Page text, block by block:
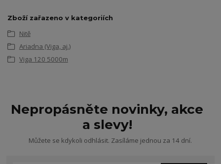
Zboží zařazeno v kategoriích
Nitě
Ariadna (Viga, aj.)
Viga 120 5000m
Nepropásněte novinky, akce
a slevy!
Můžete se kdykoli odhlásit. Zasíláme jednou za 14 dní.